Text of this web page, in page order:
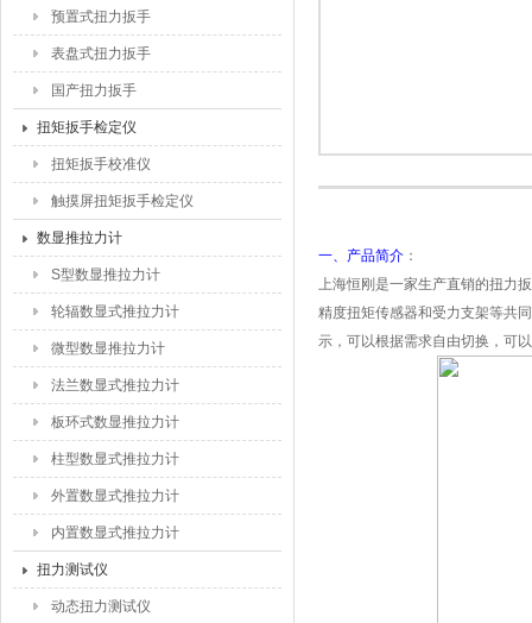
预置式扭力扳手
表盘式扭力扳手
国产扭力扳手
扭矩扳手检定仪
扭矩扳手校准仪
触摸屏扭矩扳手检定仪
数显推拉力计
S型数显推拉力计
轮辐数显式推拉力计
微型数显推拉力计
法兰数显式推拉力计
板环式数显推拉力计
柱型数显式推拉力计
外置数显式推拉力计
内置数显式推拉力计
扭力测试仪
动态扭力测试仪
一、产品简介 ：
上海恒刚是一家生产直销的扭力
精度扭矩传感器和受力支架等共
示，可以根据需求自由切换，可